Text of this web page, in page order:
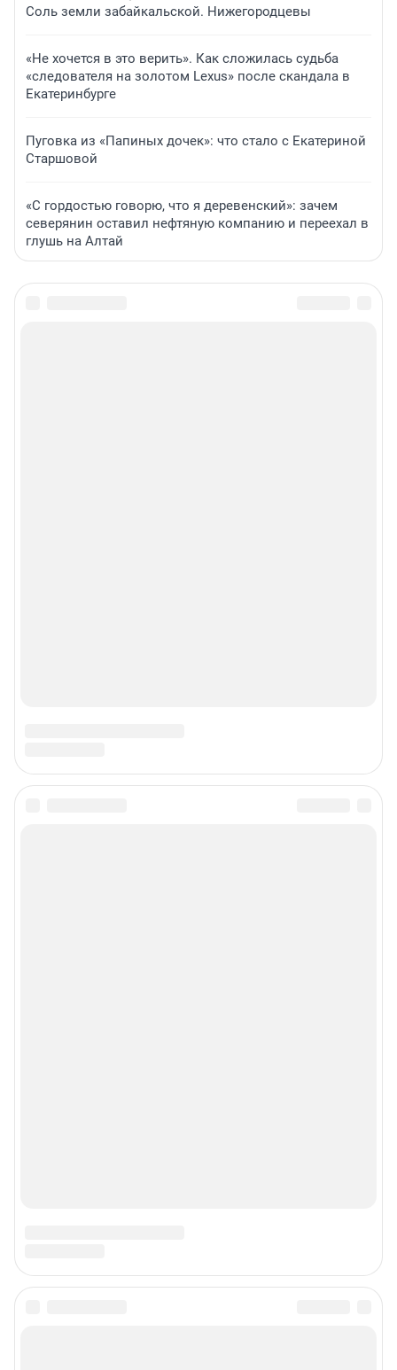
Соль земли забайкальской. Нижегородцевы
«Не хочется в это верить». Как сложилась судьба
«следователя на золотом Lexus» после скандала в
Екатеринбурге
Пуговка из «Папиных дочек»: что стало с Екатериной
Старшовой
«С гордостью говорю, что я деревенский»: зачем
северянин оставил нефтяную компанию и переехал в
глушь на Алтай